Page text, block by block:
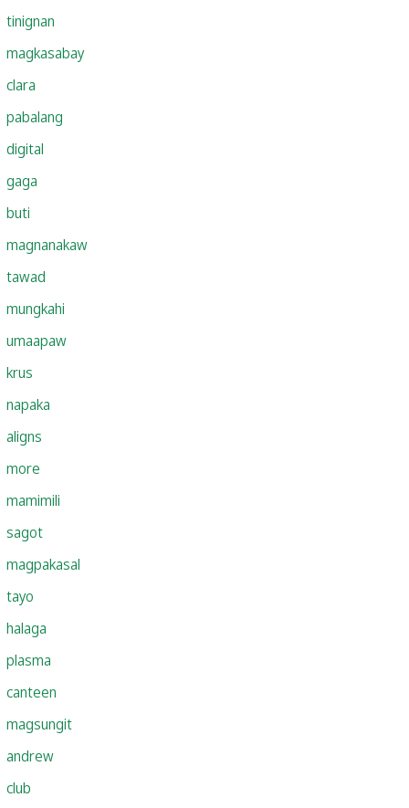
tinignan
magkasabay
clara
pabalang
digital
gaga
buti
magnanakaw
tawad
mungkahi
umaapaw
krus
napaka
aligns
more
mamimili
sagot
magpakasal
tayo
halaga
plasma
canteen
magsungit
andrew
club